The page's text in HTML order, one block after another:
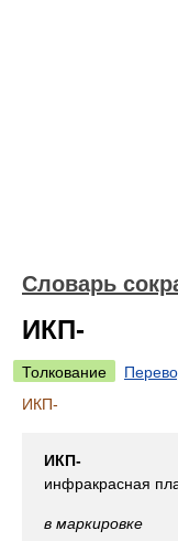
Словарь
ИКП-
Толкование
ИКП-
ИКП-
инфракрасная
в маркировке